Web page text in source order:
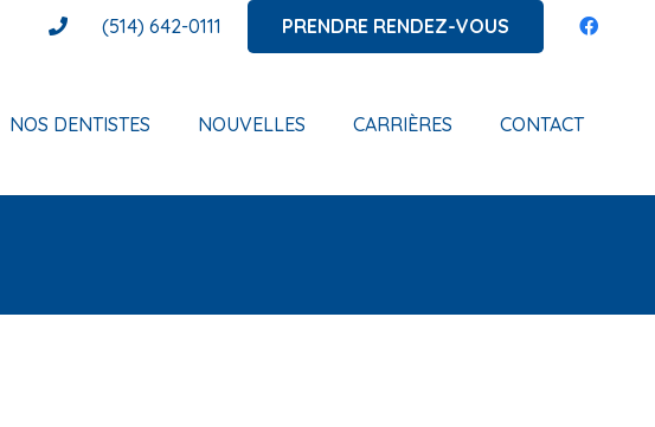
(514) 642-0111 PRENDRE RENDEZ-VOUS
NOS DENTISTES NOUVELLES CARRIÈRES CONTACT